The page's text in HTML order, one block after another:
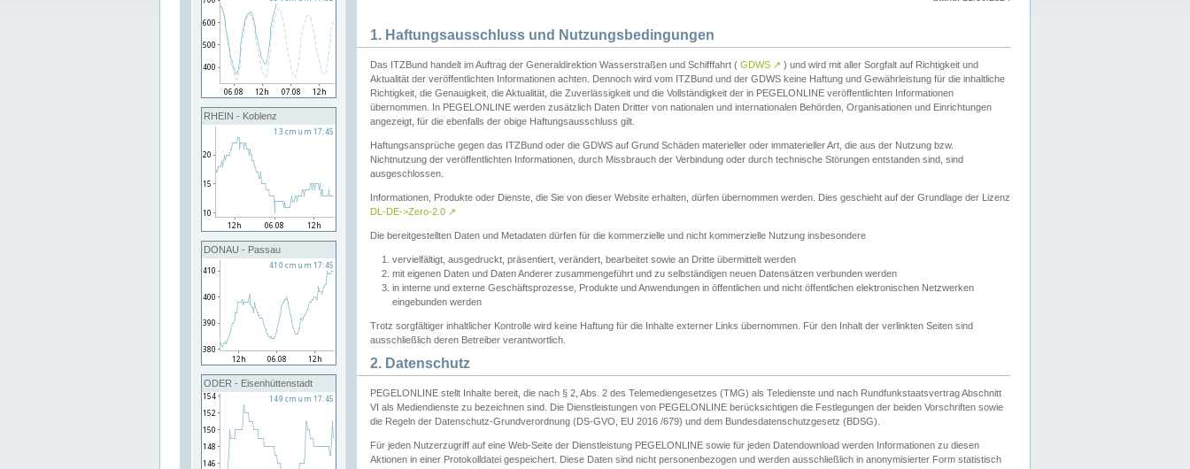
RHEIN - Koblenz
DONAU - Passau
ODER - Eisenhüttenstadt
1. Haftungsausschluss und Nutzungsbedingungen
Das ITZBund handelt im Auftrag der Generaldirektion Wasserstraßen und Schifffahrt ( GDWS ↗ ) und wird mit aller Sorgfalt auf Richtigkeit und
Aktualität der veröffentlichten Informationen achten. Dennoch wird vom ITZBund und der GDWS keine Haftung und Gewährleistung für die inhaltliche
Richtigkeit, die Genauigkeit, die Aktualität, die Zuverlässigkeit und die Vollständigkeit der in PEGELONLINE veröffentlichten Informationen
übernommen. In PEGELONLINE werden zusätzlich Daten Dritter von nationalen und internationalen Behörden, Organisationen und Einrichtungen
angezeigt, für die ebenfalls der obige Haftungsausschluss gilt.
Haftungsansprüche gegen das ITZBund oder die GDWS auf Grund Schäden materieller oder immaterieller Art, die aus der Nutzung bzw.
Nichtnutzung der veröffentlichten Informationen, durch Missbrauch der Verbindung oder durch technische Störungen entstanden sind, sind
ausgeschlossen.
Informationen, Produkte oder Dienste, die Sie von dieser Website erhalten, dürfen übernommen werden. Dies geschieht auf der Grundlage der Lizenz
DL-DE->Zero-2.0 ↗
Die bereitgestellten Daten und Metadaten dürfen für die kommerzielle und nicht kommerzielle Nutzung insbesondere
vervielfältigt, ausgedruckt, präsentiert, verändert, bearbeitet sowie an Dritte übermittelt werden
mit eigenen Daten und Daten Anderer zusammengeführt und zu selbständigen neuen Datensätzen verbunden werden
in interne und externe Geschäftsprozesse, Produkte und Anwendungen in öffentlichen und nicht öffentlichen elektronischen Netzwerken
eingebunden werden
Trotz sorgfältiger inhaltlicher Kontrolle wird keine Haftung für die Inhalte externer Links übernommen. Für den Inhalt der verlinkten Seiten sind
ausschließlich deren Betreiber verantwortlich.
2. Datenschutz
PEGELONLINE stellt Inhalte bereit, die nach § 2, Abs. 2 des Telemediengesetzes (TMG) als Teledienste und nach Rundfunkstaatsvertrag Abschnitt
VI als Mediendienste zu bezeichnen sind. Die Dienstleistungen von PEGELONLINE berücksichtigen die Festlegungen der beiden Vorschriften sowie
die Regeln der Datenschutz-Grundverordnung (DS-GVO, EU 2016 /679) und dem Bundesdatenschutzgesetz (BDSG).
Für jeden Nutzerzugriff auf eine Web-Seite der Dienstleistung PEGELONLINE sowie für jeden Datendownload werden Informationen zu diesen
Aktionen in einer Protokolldatei gespeichert. Diese Daten sind nicht personenbezogen und werden ausschließlich in anonymisierter Form statistisch